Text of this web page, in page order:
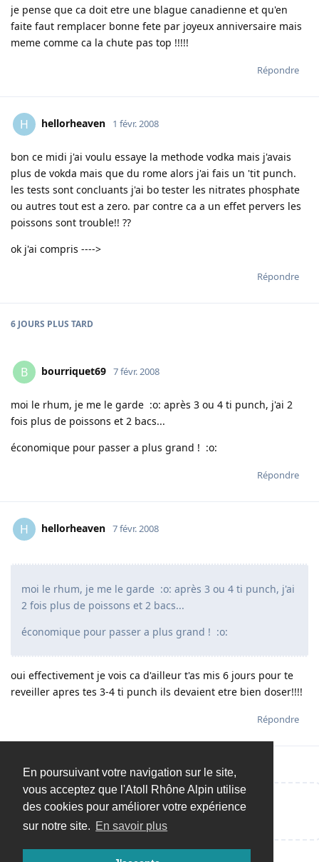
En poursuivant votre navigation sur le site,
vous acceptez que l'Atoll Rhône Alpin utilise
des cookies pour améliorer votre expérience
sur notre site. En savoir plus
je pense que ca doit etre une blague canadienne et qu'en
faite faut remplacer bonne fete par joyeux anniversaire mais
meme comme ca la chute pas top !!!!!
Répondre
H hellorheaven 1 févr. 2008
bon ce midi j'ai voulu essaye la methode vodka mais j'avais
plus de vokda mais que du rome alors j'ai fais un 'tit punch.
les tests sont concluants j'ai bo tester les nitrates phosphate
ou autres tout est a zero. par contre ca a un effet pervers les
poissons sont trouble!! ??
ok j'ai compris ---->
Répondre
6 JOURS PLUS TARD
B bourriquet69 7 févr. 2008
moi le rhum, je me le garde :o: après 3 ou 4 ti punch, j'ai 2
fois plus de poissons et 2 bacs...
économique pour passer a plus grand ! :o:
Répondre
H hellorheaven 7 févr. 2008
moi le rhum, je me le garde :o: après 3 ou 4 ti punch, j'ai
2 fois plus de poissons et 2 bacs...
économique pour passer a plus grand ! :o:
oui effectivement je vois ca d'ailleur t'as mis 6 jours pour te
reveiller apres tes 3-4 ti punch ils devaient etre bien doser!!!!
Répondre
Répondre…